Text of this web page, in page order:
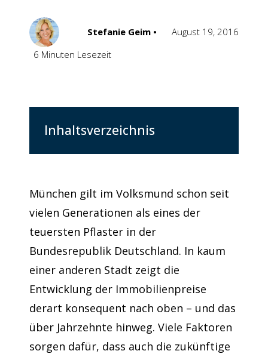
Stefanie Geim •
August 19, 2016
6 Minuten Lesezeit
Inhaltsverzeichnis
München gilt im Volksmund schon seit
vielen Generationen als eines der
teuersten Pflaster in der
Bundesrepublik Deutschland. In kaum
einer anderen Stadt zeigt die
Entwicklung der Immobilienpreise
derart konsequent nach oben – und das
über Jahrzehnte hinweg. Viele Faktoren
sorgen dafür, dass auch die zukünftige